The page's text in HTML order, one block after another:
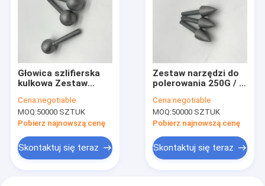
Głowica szlifierska
kulkowa Zestaw
polerowania
anodowanego
Diament spiekany,
polerowania wierteł
250F / 6
Cena:negotiable
MOQ:50000 SZTUK
Pobierz najnowszą cenę
Skontaktuj się teraz
Zestaw narzędzi do
polerowania 250G / 6
do kulek Pozłacana
obróbka OEM
dostępna
Cena:negotiable
MOQ:50000 SZTUK
Pobierz najnowszą cenę
Skontaktuj się teraz